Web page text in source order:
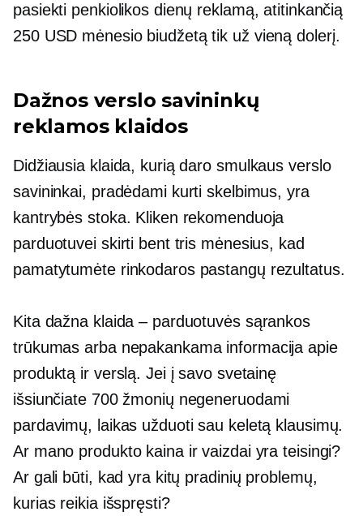
pasiekti penkiolikos dienų reklamą, atitinkančią
250 USD mėnesio biudžetą tik už vieną dolerį.
Dažnos verslo savininkų
reklamos klaidos
Didžiausia klaida, kurią daro smulkaus verslo
savininkai, pradėdami kurti skelbimus, yra
kantrybės stoka. Kliken rekomenduoja
parduotuvei skirti bent tris mėnesius, kad
pamatytumėte rinkodaros pastangų rezultatus.
Kita dažna klaida – parduotuvės sąrankos
trūkumas arba nepakankama informacija apie
produktą ir verslą. Jei į savo svetainę
išsiunčiate 700 žmonių negeneruodami
pardavimų, laikas užduoti sau keletą klausimų.
Ar mano produkto kaina ir vaizdai yra teisingi?
Ar gali būti, kad yra kitų pradinių problemų,
kurias reikia išspręsti?